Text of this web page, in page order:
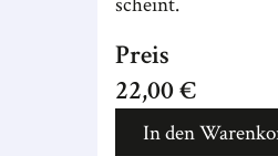
Preis
22,00 €
In den